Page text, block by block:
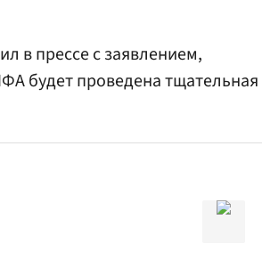
в прессе с заявлением,
будет проведена тщательная